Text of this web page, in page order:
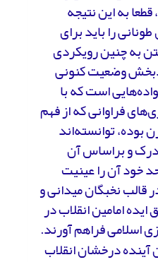
به این نتیجه
را باید برای
به چنین رویکردی
وضعیت کنونی
است که با
فراوانی که از فهم
بوده، توانسته‌اند
درک و براساس آن
خود آن را عینیت
قالب نخبگان میدانی و
امامین انقلاب در
اسلامی فراهم آورند.
درخشان انقلاب